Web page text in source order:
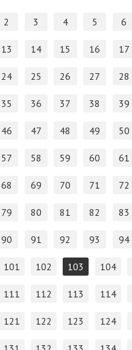
2 3 4 5 6
13 14 15 16 17
24 25 26 27 28
35 36 37 38 39
46 47 48 49 50
57 58 59 60 61
68 69 70 71 72
79 80 81 82 83
90 91 92 93 94
101 102 103 104
111 112 113 114
121 122 123 124